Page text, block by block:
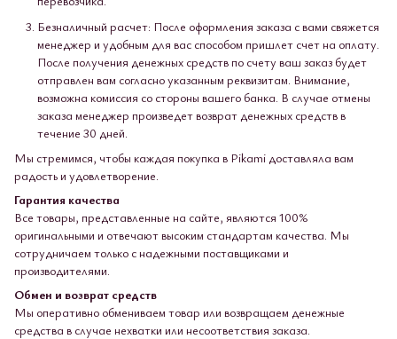
Безналичный расчет: После оформления заказа с вами свяжется
менеджер и удобным для вас способом пришлет счет на оплату.
После получения денежных средств по счету ваш заказ будет
отправлен вам согласно указанным реквизитам. Внимание,
возможна комиссия со стороны вашего банка. В случае отмены
заказа менеджер произведет возврат денежных средств в
течение 30 дней.
Мы стремимся, чтобы каждая покупка в Pikami доставляла вам
радость и удовлетворение.
Гарантия качества
Все товары, представленные на сайте, являются 100%
оригинальными и отвечают высоким стандартам качества. Мы
сотрудничаем только с надежными поставщиками и
производителями.
Обмен и возврат средств
Мы оперативно обмениваем товар или возвращаем денежные
средства в случае нехватки или несоответствия заказа.